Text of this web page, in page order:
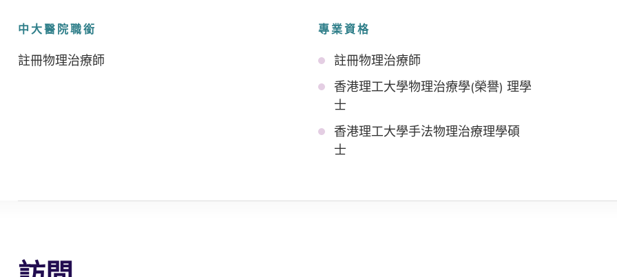
中大醫院職銜
註冊物理治療師
專業資格
註冊物理治療師
香港理工大學物理治療學(榮譽) 理學
士
香港理工大學手法物理治療理學碩
士